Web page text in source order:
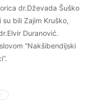
dr.Dževada Šuško
bili Zajim Kruško,
Duranović.
“Nakšibendijski